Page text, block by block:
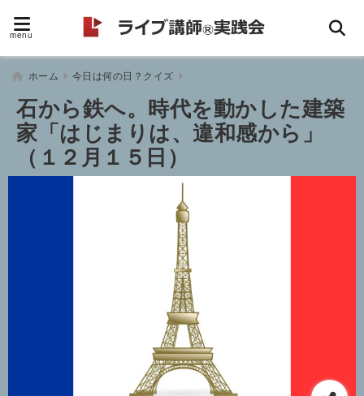
menu
ホーム 今日は何の日？クイズ
石から鉄へ。時代を動かした建築
家「はじまりは、違和感から」
（１２月１５日）